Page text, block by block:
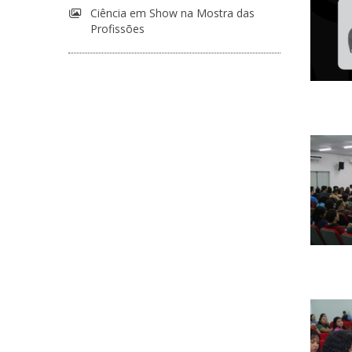
Ciência em Show na Mostra das
Profissões